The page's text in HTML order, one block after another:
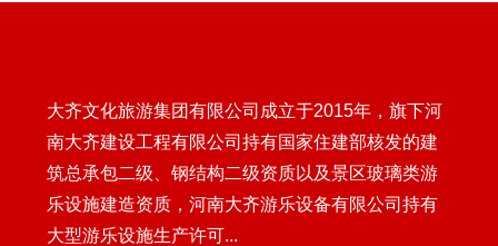
大齐文化旅游集团有限公司成立于2015年，旗下河
南大齐建设工程有限公司持有国家住建部核发的建
筑总承包二级、钢结构二级资质以及景区玻璃类游
乐设施建造资质，河南大齐游乐设备有限公司持有
大型游乐设施生产许可...